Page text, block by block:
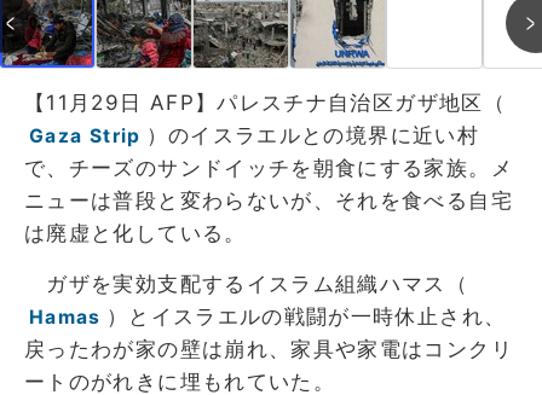
【11月29日 AFP】パレスチナ自治区ガザ地区（
Gaza Strip ）のイスラエルとの境界に近い村
で、チーズのサンドイッチを朝食にする家族。メ
ニューは普段と変わらないが、それを食べる自宅
は廃虚と化している。
ガザを実効支配するイスラム組織ハマス（
Hamas ）とイスラエルの戦闘が一時休止され、
戻ったわが家の壁は崩れ、家具や家電はコンクリ
ートのがれきに埋もれていた。